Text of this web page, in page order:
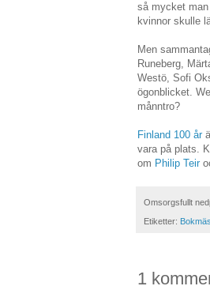
så mycket
kvinnor skulle
Men
Runeberg,
Westö, Sofi
ögonblicket.
månntro?
Finland 100 år
vara på plats.
om Philip Teir
Omsorgsfullt
Etiketter:
1